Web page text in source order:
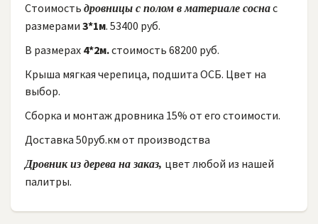
Стоимость дровницы с полом в материале соснас
размерами 3*1м. 53400 руб.
В размерах 4*2м.стоимость 68200 руб.
Крыша мягкая черепица, подшита ОСБ. Цвет на
выбор.
Сборка и монтаж дровника 15% от его стоимости.
Доставка 50руб.км от производства
Дровник из дерева на заказ, цвет любой из нашей
палитры.